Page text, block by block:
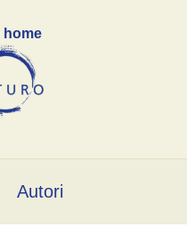
home
Autori